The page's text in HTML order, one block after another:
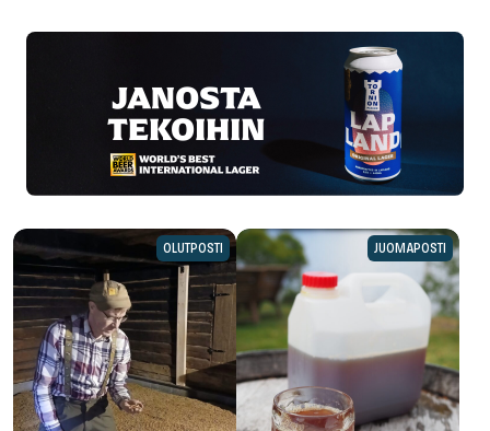
OLUTPOSTI JUOMAPOSTI